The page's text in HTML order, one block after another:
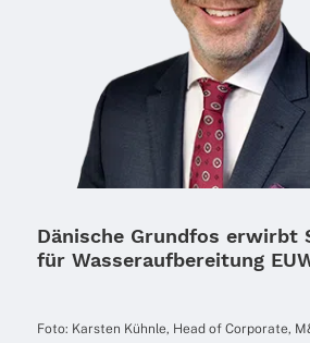
Dänische Grundfos erwirbt
für Wasseraufbereitung
Foto: Kars­ten Kühnle, Head of Corpo­rate,